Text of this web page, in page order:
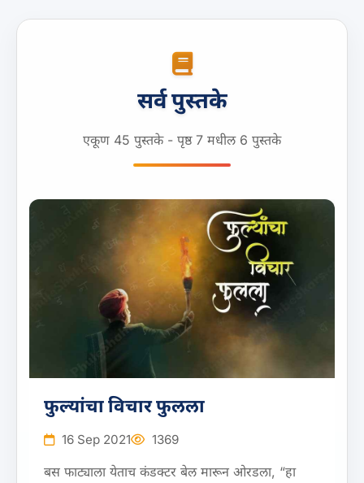
सर्व पुस्तके
एकूण 45 पुस्तके - पृष्ठ 7 मधील 6 पुस्तके
फुल्यांचा विचार फुलला
16 Sep 2021 1369
बस फाट्याला येताच कंडक्टर बेल मारून ओरडला, “हा